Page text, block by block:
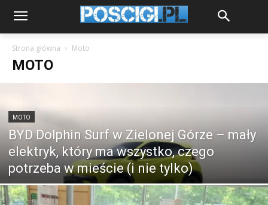
Strona główna Moto
MOTO
MOTO
BYD Dolphin Surf w Zielonej Górze – mały
elektryk, który ma wszystko, czego
potrzeba w mieście (i nie tylko)